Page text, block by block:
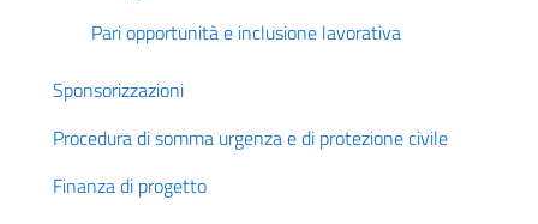
Pari opportunità e inclusione lavorativa
Sponsorizzazioni
Procedura di somma urgenza e di protezione civile
Finanza di progetto